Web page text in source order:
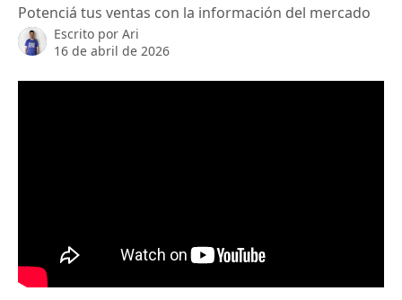
Potenciá tus ventas con la información del mercado
Escrito por Ari
16 de abril de 2026